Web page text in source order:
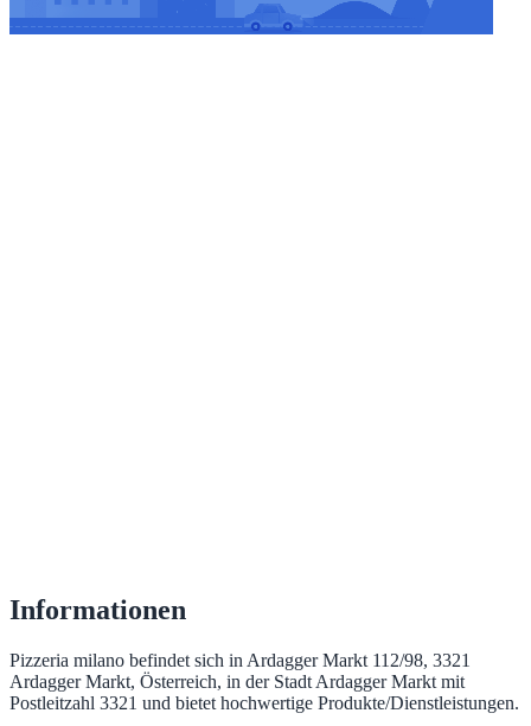
Informationen
Pizzeria milano befindet sich in Ardagger Markt 112/98, 3321
Ardagger Markt, Österreich, in der Stadt Ardagger Markt mit
Postleitzahl 3321 und bietet hochwertige Produkte/Dienstleistungen.